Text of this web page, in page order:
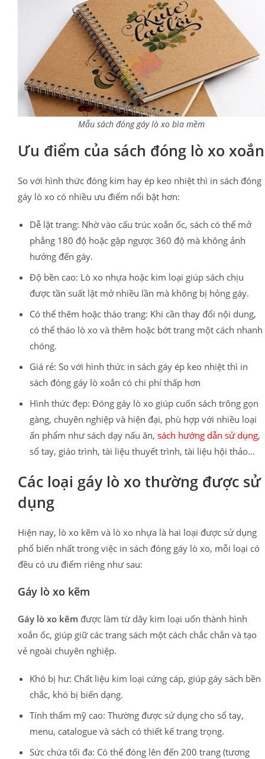
Mẫu sách đóng gáy lò xo bìa mềm
Ưu điểm của sách đóng lò xo xoắn
So với hình thức đóng kim hay ép keo nhiệt thì in sách đóng
gáy lò xo có nhiều ưu điểm nổi bật hơn:
Dễ lật trang: Nhờ vào cấu trúc xoắn ốc, sách có thể mở
phẳng 180 độ hoặc gập ngược 360 độ mà không ảnh
hưởng đến gáy.
Độ bền cao: Lò xo nhựa hoặc kim loại giúp sách chịu
được tần suất lật mở nhiều lần mà không bị hỏng gáy.
Có thể thêm hoặc tháo trang: Khi cần thay đổi nội dung,
có thể tháo lò xo và thêm hoặc bớt trang một cách nhanh
chóng.
Giá rẻ: So với hình thức in sách gáy ép keo nhiệt thì in
sách đóng gáy lò xoắn có chi phí thấp hơn
Hình thức đẹp: Đóng gáy lò xo giúp cuốn sách trông gọn
gàng, chuyên nghiệp và hiện đại, phù hợp với nhiều loại
ấn phẩm như sách dạy nấu ăn, sách hướng dẫn sử dụng,
sổ tay, giáo trình, tài liệu thuyết trình, tài liệu hội thảo…
Các loại gáy lò xo thường được sử
dụng
Hiện nay, lò xo kẽm và lò xo nhựa là hai loại được sử dụng
phổ biến nhất trong việc in sách đóng gáy lò xo, mỗi loại có
đều có ưu điểm riêng như sau:
Gáy lò xo kẽm
Gáy lò xo kẽm được làm từ dây kim loại uốn thành hình
xoắn ốc, giúp giữ các trang sách một cách chắc chắn và tạo
vẻ ngoài chuyên nghiệp.
Khó bị hư: Chất liệu kim loại cứng cáp, giúp gáy sách bền
chắc, khó bị biến dạng.
Tính thẩm mỹ cao: Thường được sử dụng cho sổ tay,
menu, catalogue và sách có thiết kế trang trọng.
Sức chứa tối đa: Có thể đóng lên đến 200 trang (tương